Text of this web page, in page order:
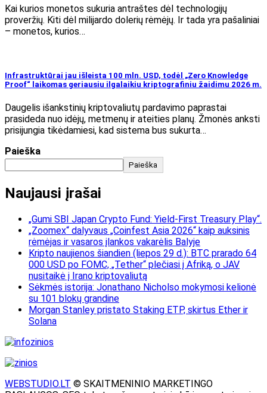
Kai kurios monetos sukuria antraštes dėl technologijų
proveržių. Kiti dėl milijardo dolerių rėmėjų. Ir tada yra pašaliniai
– monetos, kurios…
Infrastruktūrai jau išleista 100 mln. USD, todėl „Zero Knowledge
Proof“ laikomas geriausiu ilgalaikiu kriptografiniu žaidimu 2026 m.
Daugelis išankstinių kriptovaliutų pardavimo paprastai
prasideda nuo idėjų, metmenų ir ateities planų. Žmonės anksti
prisijungia tikėdamiesi, kad sistema bus sukurta…
Paieška
Paieška
Naujausi įrašai
„Gumi SBI Japan Crypto Fund: Yield-First Treasury Play“.
„Zoomex“ dalyvaus „Coinfest Asia 2026“ kaip auksinis
rėmėjas ir vasaros įlankos vakarėlis Balyje
Kripto naujienos šiandien (liepos 29 d.): BTC prarado 64
000 USD po FOMC, „Tether“ plečiasi į Afriką, o JAV
nusitaikė į Irano kriptovaliutą
Sėkmės istorija: Jonathano Nicholso mokymosi kelionė
su 101 blokų grandine
Morgan Stanley pristato Staking ETP, skirtus Ether ir
Solana
WEBSTUDIO.LT © SKAITMENINIO MARKETINGO